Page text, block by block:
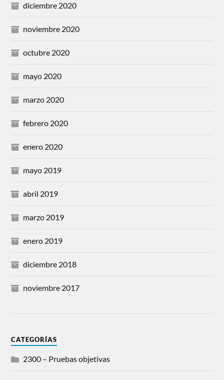
diciembre 2020
noviembre 2020
octubre 2020
mayo 2020
marzo 2020
febrero 2020
enero 2020
mayo 2019
abril 2019
marzo 2019
enero 2019
diciembre 2018
noviembre 2017
CATEGORÍAS
2300 – Pruebas objetivas